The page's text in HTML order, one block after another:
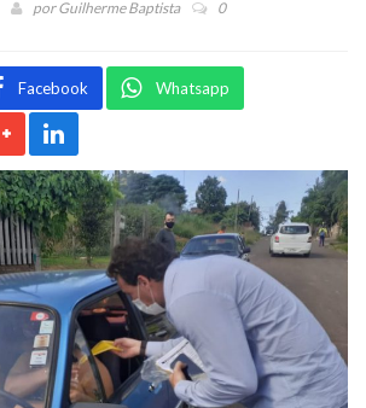
porGuilherme Baptista 0
Facebook Whatsapp